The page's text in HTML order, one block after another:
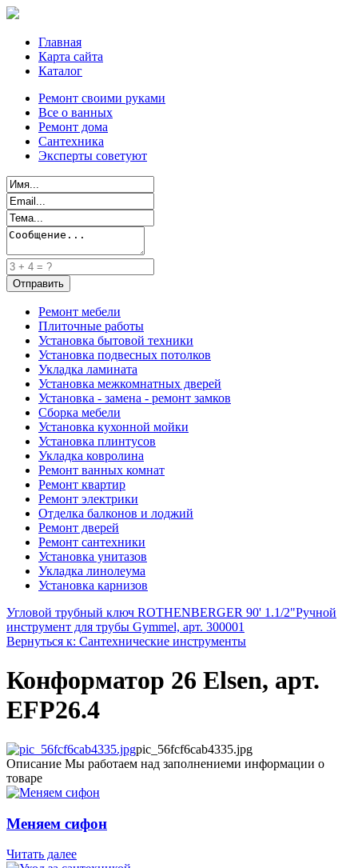
Главная
Карта сайта
Каталог
Ремонт своими руками
Все о ванных
Ремонт дома
Сантехника
Эксперты советуют
Ремонт мебели
Плиточные работы
Установка бытовой техники
Установка подвесных потолков
Укладка ламината
Установка межкомнатных дверей
Установка - замена - ремонт замков
Сборка мебели
Установка кухонной мойки
Установка плинтусов
Укладка ковролина
Ремонт ванных комнат
Ремонт квартир
Ремонт электрики
Отделка балконов и лоджий
Ремонт дверей
Ремонт сантехники
Установка унитазов
Укладка линолеума
Установка карнизов
Угловой трубный ключ ROTHENBERGER 90' 1.1/2"Ручной
инструмент для трубы Gymmel, арт. 300001
Вернуться к: Сантехнические инструменты
Конформатор 26 Elsen, арт.
EFP26.4
pic_56fcf6cab4335.jpg
Описание Мы работаем над заполнениеми информации о
товаре
Меняем сифон
Читать далее